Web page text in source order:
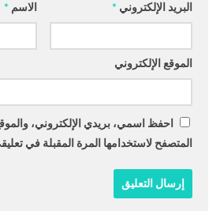
الاسم * البريد الإلكتروني *
الموقع الإلكتروني
احفظ اسمي، بريدي الإلكتروني،
المتصفح لاستخدامها المرة المقبلة في